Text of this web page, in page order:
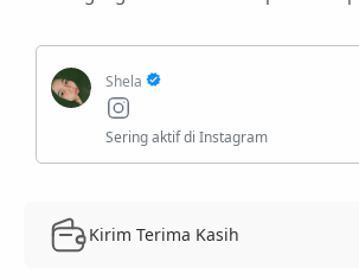
Kirim Terima Kasih